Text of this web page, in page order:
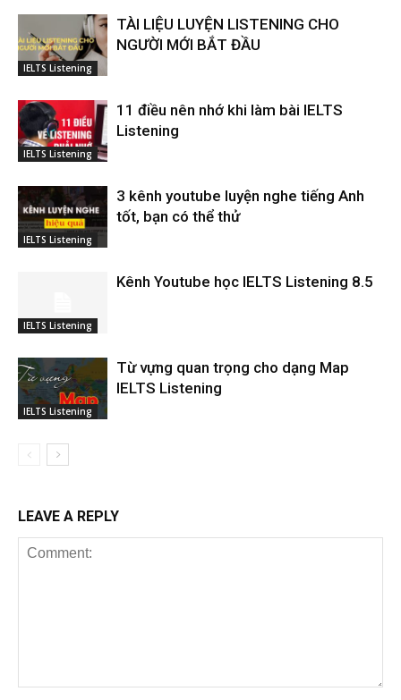
IELTS Listening
TÀI LIỆU LUYỆN LISTENING CHO
NGƯỜI MỚI BẮT ĐẦU
IELTS Listening
11 điều nên nhớ khi làm bài IELTS
Listening
IELTS Listening
3 kênh youtube luyện nghe tiếng Anh
tốt, bạn có thể thử
IELTS Listening
Kênh Youtube học IELTS Listening 8.5
IELTS Listening
Từ vựng quan trọng cho dạng Map
IELTS Listening
LEAVE A REPLY